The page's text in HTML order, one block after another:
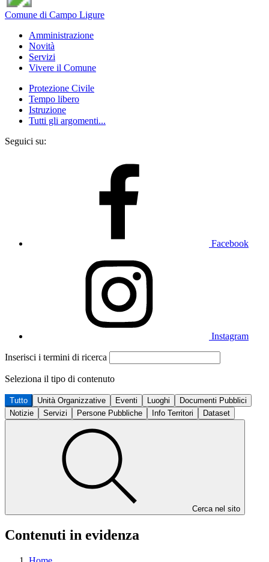
Comune di Campo Ligure
Amministrazione
Novità
Servizi
Vivere il Comune
Protezione Civile
Tempo libero
Istruzione
Tutti gli argomenti...
Seguici su:
Facebook
Instagram
Inserisci i termini di ricerca
Seleziona il tipo di contenuto
Tutto Unità Organizzative Eventi Luoghi
Documenti Pubblici
Notizie
Servizi Persone Pubbliche Info Territori Dataset
Cerca nel sito
Contenuti in evidenza